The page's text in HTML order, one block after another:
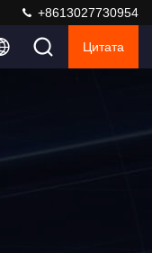
+8613027730954
Цитата